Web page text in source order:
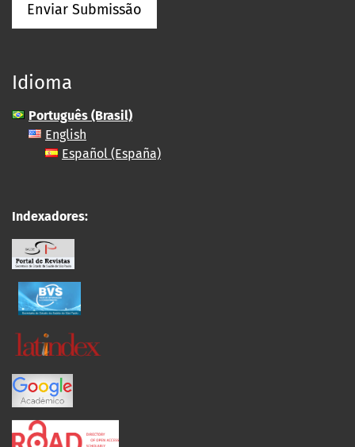
Enviar Submissão
Idioma
Português (Brasil)
English
Español (España)
Indexadores: